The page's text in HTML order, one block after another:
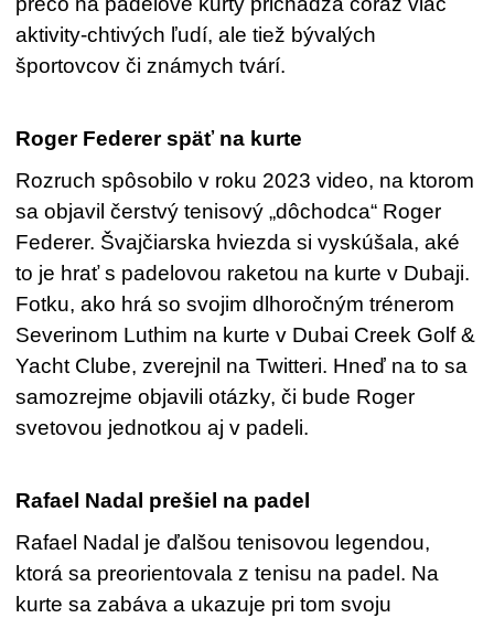
aktivity-chtivých ľudí, ale tiež bývalých
športovcov či známych tvárí.
Roger Federer späť na kurte
Rozruch spôsobilo v roku 2023 video, na ktorom
sa objavil čerstvý tenisový „dôchodca“ Roger
Federer. Švajčiarska hviezda si vyskúšala, aké
to je hrať s padelovou raketou na kurte v Dubaji.
Fotku, ako hrá so svojim dlhoročným trénerom
Severinom Luthim na kurte v Dubai Creek Golf &
Yacht Clube, zverejnil na Twitteri. Hneď na to sa
samozrejme objavili otázky, či bude Roger
svetovou jednotkou aj v padeli.
Rafael Nadal prešiel na padel
Rafael Nadal je ďalšou tenisovou legendou,
ktorá sa preorientovala z tenisu na padel. Na
kurte sa zabáva a ukazuje pri tom svoju